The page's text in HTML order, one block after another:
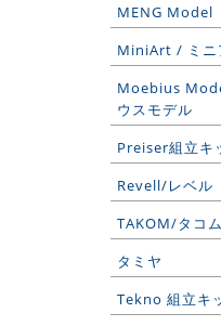
MENG Model
MiniArt / ミニ
Moebius
ウスモデル
Preiser組立キ
Revell/レベル
TAKOM/タコム
タミヤ
Tekno 組立キ